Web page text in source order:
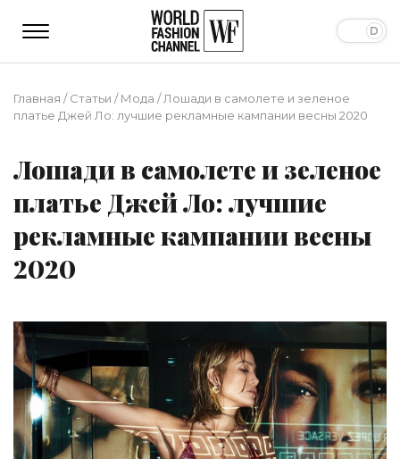
Главная /Статьи /Мода /Лошади в самолете и зеленое
платье Джей Ло: лучшие рекламные кампании весны 2020
Лошади в самолете и зеленое
платье Джей Ло: лучшие
рекламные кампании весны
2020